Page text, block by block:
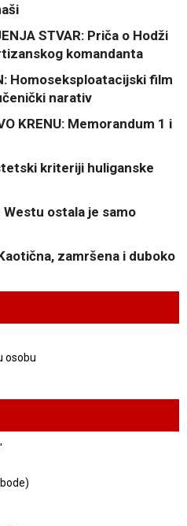
STVAR: Priča o Hodži
komandanta
Homoseksploatacijski film
narativ
KRENU: Memorandum 1 i
kriteriji huliganske
Westu ostala je samo
zamršena i duboko
osobu